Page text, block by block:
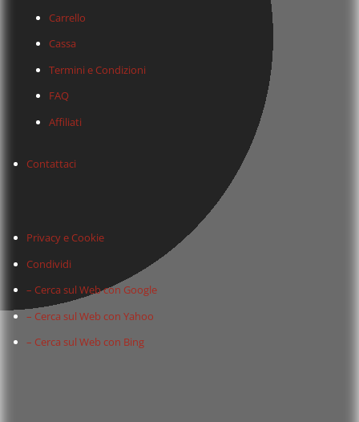
Carrello
Cassa
Termini e Condizioni
FAQ
Affiliati
Contattaci
Privacy e Cookie
Condividi
– Cerca sul Web con Google
– Cerca sul Web con Yahoo
– Cerca sul Web con Bing